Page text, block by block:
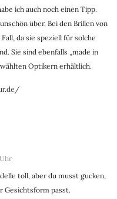
ich auch noch einen Tipp.
über. Bei den Brillen von
da sie speziell für solche
Sie sind ebenfalls „made in
Optikern erhältlich.
toll, aber du musst gucken,
Gesichtsform passt.